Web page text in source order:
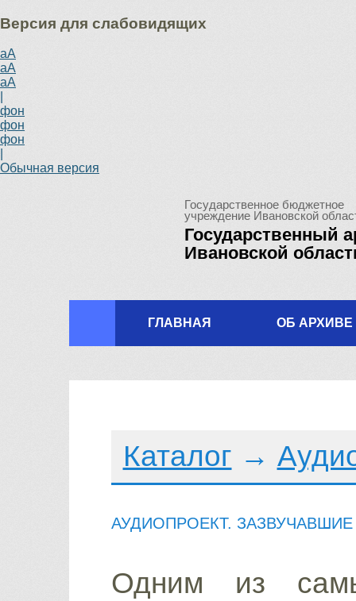
Версия для слабовидящих
aA
aA
aA
фон
фон
фон
Обычная версия
Государственное бюджетное
учреждение Ивановской
Государственный
Ивановской
ГЛАВНАЯ ОБ АРХИВЕ
Каталог →
АУДИОПРОЕКТ.
Одним из